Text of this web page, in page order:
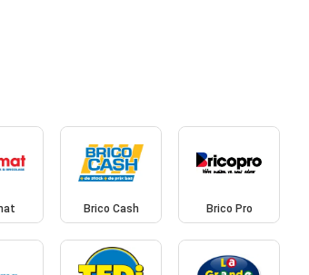
Brico Cash Brico Pro